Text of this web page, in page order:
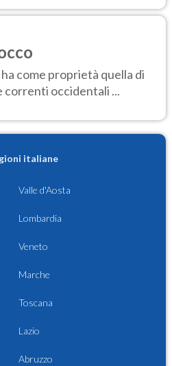
come proprietà quella di
correnti occidentali ...
italiane
Valle d'Aosta
Lombardia
Veneto
Marche
Toscana
Lazio
Abruzzo